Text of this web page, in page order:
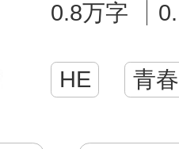
0.8万字
HE 青春